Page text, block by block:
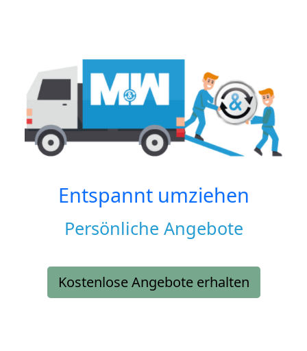
Entspannt umziehen
Persönliche Angebote
Kostenlose Angebote erhalten